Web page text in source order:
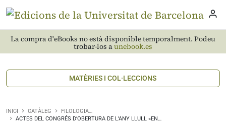
La compra d'eBooks no està disponible temporalment. Podeu
trobar-los aunebook.es
MATÈRIES I COL·LECCIONS
INICI CATÀLEG
FILOLOGIA…
ACTES DEL CONGRÉS D’OBERTURA DE L’ANY LLULL «EN…